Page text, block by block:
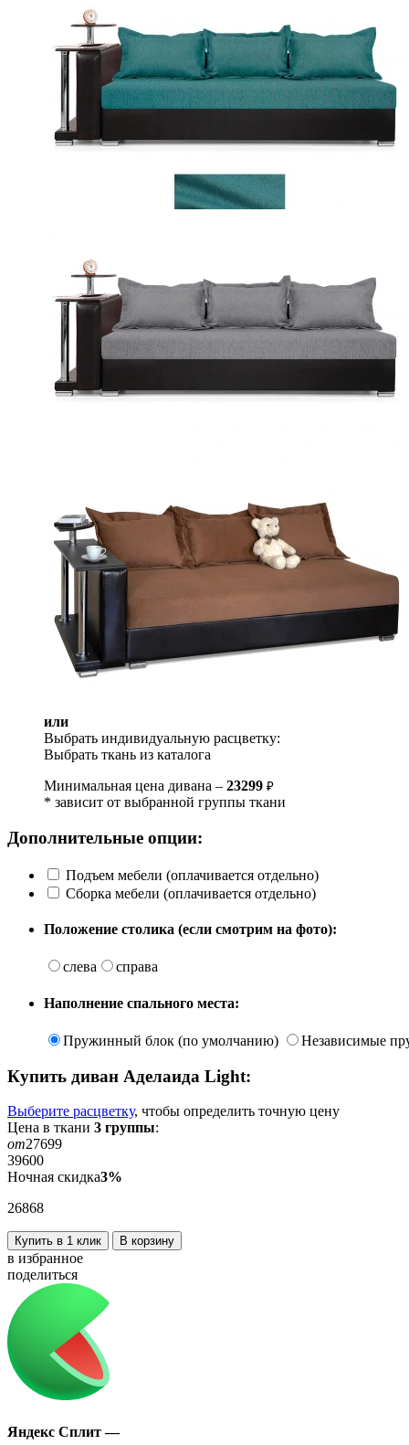
или
Выбрать индивидуальную расцветку:
Выбрать ткань из каталога
Минимальная цена дивана – 23299 ₽
* зависит от выбранной группы ткани
Дополнительные опции:
Подъем мебели (оплачивается отдельно)
Сборка мебели (оплачивается отдельно)
Положение столика (если смотрим на фото):
слева справа
Наполнение спального места:
Пружинный блок (по умолчанию) Независимые
Купить диван Аделаида Light:
Выберите расцветку, чтобы определить точную цену
Цена в ткани 3 группы:
от27699
39600
Ночная скидка3%
26868
Купить в 1 клик В корзину
в избранное
поделиться
Яндекс Сплит —